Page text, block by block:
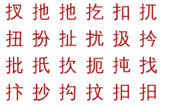
扠 扡 扡 扢 扣 扤
扭 扮 扯 扰 扱 扲
批 扺 扻 扼 扽 找
抃 抄 抅 抆 抇 抇